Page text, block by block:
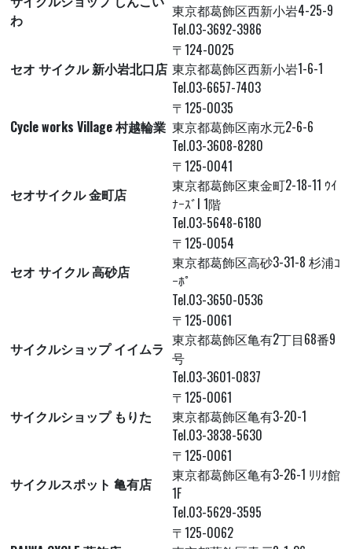
わ
東京都葛飾区西新小岩4-25-9
Tel.03-3692-3986
セオ サイクル 新小岩北口店
〒124-0025
東京都葛飾区西新小岩1-6-1
Tel.03-6657-7403
Cycle works Village 村越輪業
〒125-0035
東京都葛飾区南水元2-6-6
Tel.03-3608-8280
セオサイクル 金町店
〒125-0041
東京都葛飾区東金町2-18-11 ｳｲ
ﾅｰｽﾞI 1階
Tel.03-5648-6180
セオ サイクル 高砂店
〒125-0054
東京都葛飾区高砂3-31-8 杉浦ｺ
ｰﾎﾟ
Tel.03-3650-0536
サイクルショップ イイムラ
〒125-0061
東京都葛飾区亀有2丁目68番9
号
Tel.03-3601-0837
サイクルショップ もりた
〒125-0061
東京都葛飾区亀有3-20-1
Tel.03-3838-5630
サイクルスポット 亀有店
〒125-0061
東京都葛飾区亀有3-26-1 ﾘﾘｵ館
1F
Tel.03-5629-3595
〒125-0062